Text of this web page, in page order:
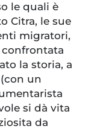
le quali è
Citra, le sue
migratori,
la storia, a
un
si dà vita
da